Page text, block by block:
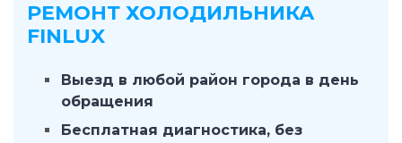
РЕМОНТ ХОЛОДИЛЬНИКА
FINLUX
Выезд в любой район города в день
обращения
Бесплатная диагностика, без